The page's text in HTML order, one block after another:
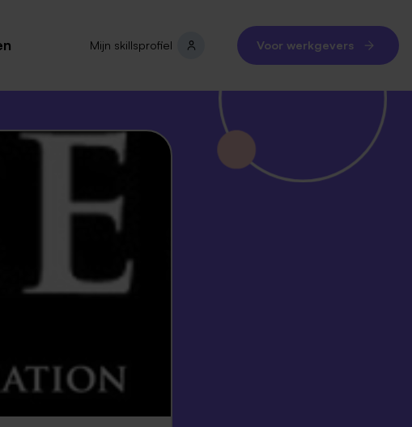
Mijn skillsprofiel Voor werkgevers